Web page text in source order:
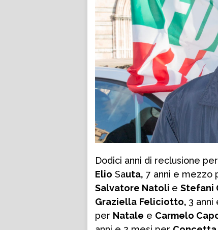
Dodici anni di reclusione per
Elio Sauta, 7 anni e mezzo
Salvatore Natoli e Stefani
Graziella Feliciotto, 3 anni
per Natale e Carmelo